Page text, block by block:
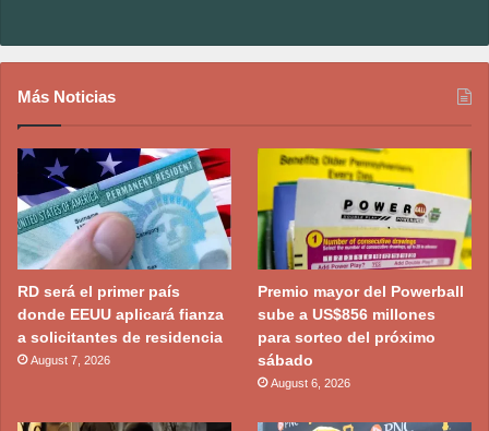
Más Noticias
RD será el primer país
donde EEUU aplicará fianza
a solicitantes de residencia
August 7, 2026
Premio mayor del Powerball
sube a US$856 millones
para sorteo del próximo
sábado
August 6, 2026